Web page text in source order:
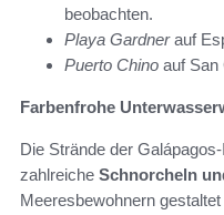
beobachten.
Playa Gardnerauf
Puerto Chino auf San
Farbenfrohe
Die Strände der
zahlreiche Schnorcheln
Meeresbewohnern